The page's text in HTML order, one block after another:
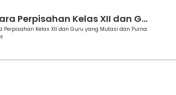
Perpisahan Kelas XII dan G...
Perpisahan Kelas XII dan Guru yang Mutasi dan Purna